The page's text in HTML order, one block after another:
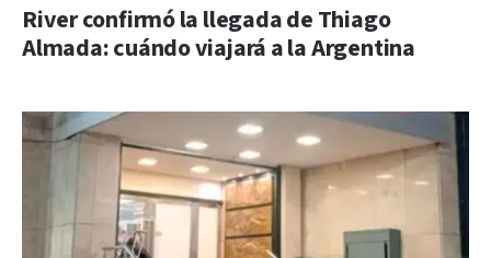
River confirmó la llegada de Thiago
Almada: cuándo viajará a la Argentina